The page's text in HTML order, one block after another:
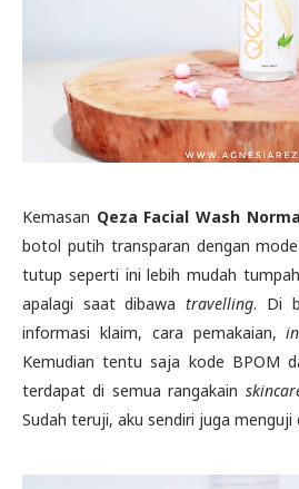
Kemasan Qeza Facial Wash
botol putih transparan dengan
tutup seperti ini lebih mudah
apalagi saat dibawatravelling. Di
informasi klaim, cara pemakaian,
Kemudian tentu saja kode BPOM
terdapat di semua rangakain
Sudah teruji, aku sendiri juga menguji